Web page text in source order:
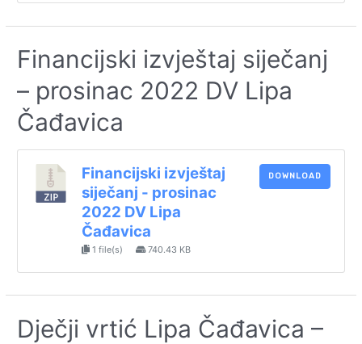
Financijski izvještaj siječanj
– prosinac 2022 DV Lipa
Čađavica
Financijski izvještaj
siječanj - prosinac
2022 DV Lipa
Čađavica
1 file(s) 740.43 KB
DOWNLOAD
Dječji vrtić Lipa Čađavica –